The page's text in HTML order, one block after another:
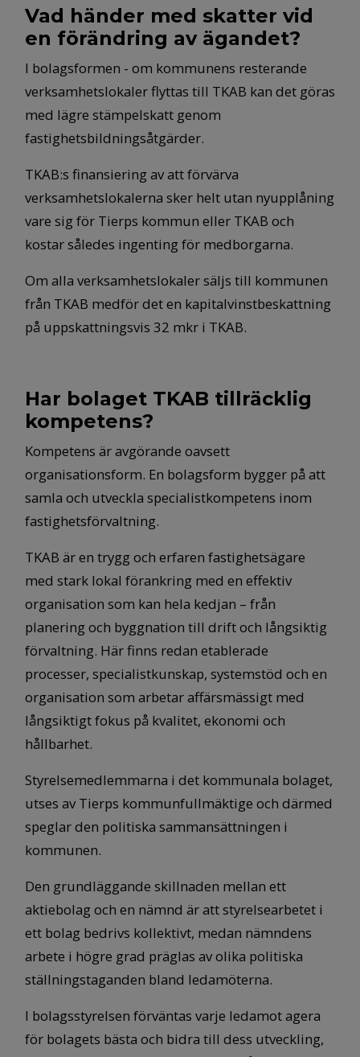
Vad händer med skatter vid
en förändring av ägandet?
I bolagsformen - om kommunens resterande
verksamhetslokaler flyttas till TKAB kan det göras
med lägre stämpelskatt genom
fastighetsbildningsåtgärder.
TKAB:s finansiering av att förvärva
verksamhetslokalerna sker helt utan nyupplåning
vare sig för Tierps kommun eller TKAB och
kostar således ingenting för medborgarna.
Om alla verksamhetslokaler säljs till kommunen
från TKAB medför det en kapitalvinstbeskattning
på uppskattningsvis 32 mkr i TKAB.
Har bolaget TKAB tillräcklig
kompetens?
Kompetens är avgörande oavsett
organisationsform. En bolagsform bygger på att
samla och utveckla specialistkompetens inom
fastighetsförvaltning.
TKAB är en trygg och erfaren fastighetsägare
med stark lokal förankring med en effektiv
organisation som kan hela kedjan – från
planering och byggnation till drift och långsiktig
förvaltning. Här finns redan etablerade
processer, specialistkunskap, systemstöd och en
organisation som arbetar affärsmässigt med
långsiktigt fokus på kvalitet, ekonomi och
hållbarhet.
Styrelsemedlemmarna i det kommunala bolaget,
utses av Tierps kommunfullmäktige och därmed
speglar den politiska sammansättningen i
kommunen.
Den grundläggande skillnaden mellan ett
aktiebolag och en nämnd är att styrelsearbetet i
ett bolag bedrivs kollektivt, medan nämndens
arbete i högre grad präglas av olika politiska
ställningstaganden bland ledamöterna.
I bolagsstyrelsen förväntas varje ledamot agera
för bolagets bästa och bidra till dess utveckling,